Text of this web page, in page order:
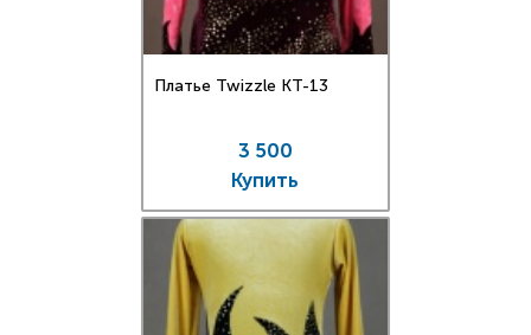
Платье Twizzle КT-13
3 500
Купить